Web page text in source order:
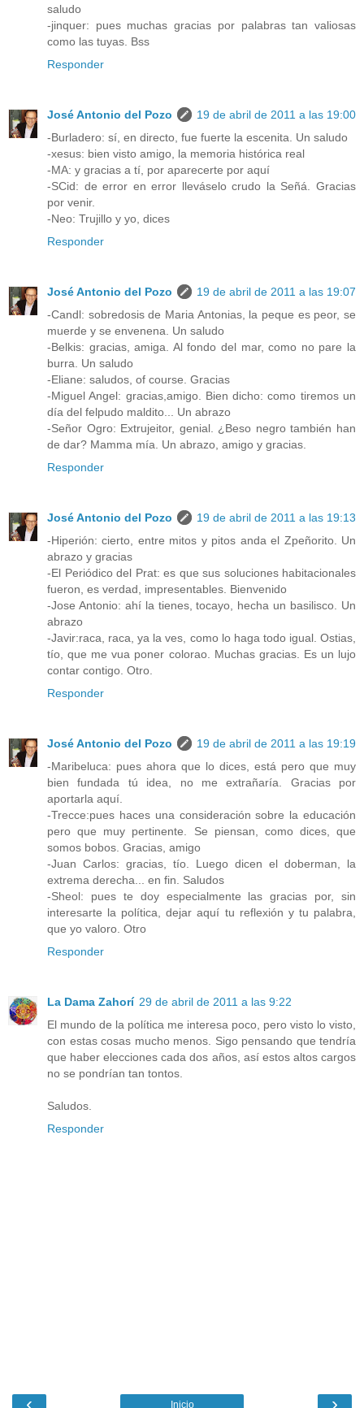
saludo
-jinquer: pues muchas gracias por palabras tan valiosas
como las tuyas. Bss
Responder
José Antonio del Pozo
19 de abril de 2011 a las 19:00
-Burladero: sí, en directo, fue fuerte la escenita. Un saludo
-xesus: bien visto amigo, la memoria histórica real
-MA: y gracias a tí, por aparecerte por aquí
-SCid: de error en error lleváselo crudo la Señá. Gracias
por venir.
-Neo: Trujillo y yo, dices
Responder
José Antonio del Pozo
19 de abril de 2011 a las 19:07
-Candl: sobredosis de Maria Antonias, la peque es peor, se
muerde y se envenena. Un saludo
-Belkis: gracias, amiga. Al fondo del mar, como no pare la
burra. Un saludo
-Eliane: saludos, of course. Gracias
-Miguel Angel: gracias,amigo. Bien dicho: como tiremos un
día del felpudo maldito... Un abrazo
-Señor Ogro: Extrujeitor, genial. ¿Beso negro también han
de dar? Mamma mía. Un abrazo, amigo y gracias.
Responder
José Antonio del Pozo
19 de abril de 2011 a las 19:13
-Hiperión: cierto, entre mitos y pitos anda el Zpeñorito. Un
abrazo y gracias
-El Periódico del Prat: es que sus soluciones habitacionales
fueron, es verdad, impresentables. Bienvenido
-Jose Antonio: ahí la tienes, tocayo, hecha un basilisco. Un
abrazo
-Javir:raca, raca, ya la ves, como lo haga todo igual. Ostias,
tío, que me vua poner colorao. Muchas gracias. Es un lujo
contar contigo. Otro.
Responder
José Antonio del Pozo
19 de abril de 2011 a las 19:19
-Maribeluca: pues ahora que lo dices, está pero que muy
bien fundada tú idea, no me extrañaría. Gracias por
aportarla aquí.
-Trecce:pues haces una consideración sobre la educación
pero que muy pertinente. Se piensan, como dices, que
somos bobos. Gracias, amigo
-Juan Carlos: gracias, tío. Luego dicen el doberman, la
extrema derecha... en fin. Saludos
-Sheol: pues te doy especialmente las gracias por, sin
interesarte la política, dejar aquí tu reflexión y tu palabra,
que yo valoro. Otro
Responder
La Dama Zahorí 29 de abril de 2011 a las 9:22
El mundo de la política me interesa poco, pero visto lo visto,
con estas cosas mucho menos. Sigo pensando que tendría
que haber elecciones cada dos años, así estos altos cargos
no se pondrían tan tontos.
Saludos.
Responder
Inicio